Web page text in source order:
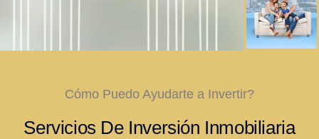
Cómo Puedo Ayudarte a Invertir?
Servicios De Inversión Inmobiliaria